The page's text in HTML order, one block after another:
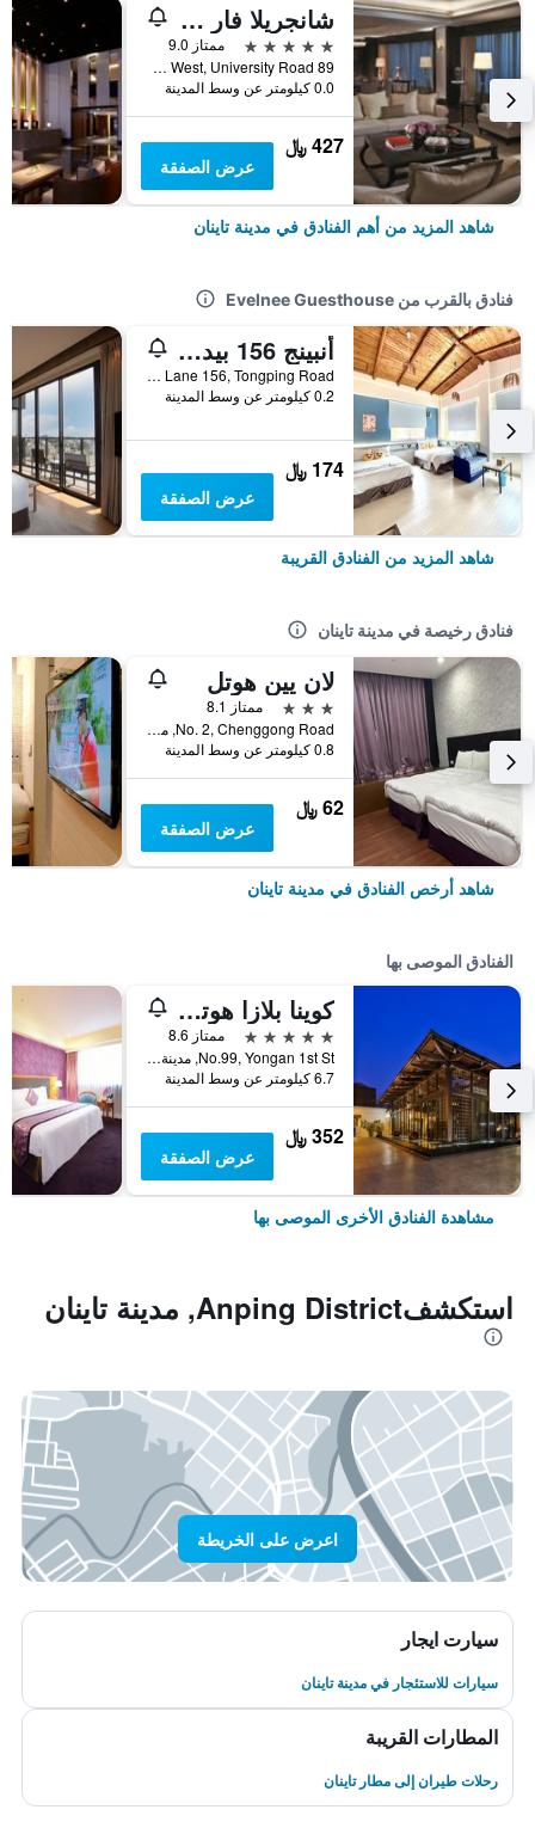
شانجريلا فار إيسترن تاينان
5 نجوم
ممتاز 9.0
89 Section West, University Road, مدينة تاينان, تايوان
0.0 كيلومتر عن وسط المدينة
427 ﷼
عرض الصفقة
شاهد المزيد من أهم الفنادق في مدينة تاينان
فنادق بالقرب من Evelnee Guesthouse
أنبينج 156 بيد آند بريكفاست
No. 24, Lane 156, Tongping Road, مدينة تاينان, تايوان
0.2 كيلومتر عن وسط المدينة
174 ﷼
عرض الصفقة
شاهد المزيد من الفنادق القريبة
فنادق رخيصة في مدينة تاينان
لان يين هوتل
3 نجوم
ممتاز 8.1
No. 2, Chenggong Road, مدينة تاينان, تايوان
0.8 كيلومتر عن وسط المدينة
62 ﷼
عرض الصفقة
شاهد أرخص الفنادق في مدينة تاينان
الفنادق الموصى بها
كوينا بلازا هوتل تاينان
5 نجوم
ممتاز 8.6
No.99, Yongan 1st St, مدينة تاينان, تايوان
6.7 كيلومتر عن وسط المدينة
352 ﷼
عرض الصفقة
مشاهدة الفنادق الأخرى الموصى بها
استكشفAnping District, مدينة تاينان
اعرض على الخريطة
سيارت ايجار
سيارات للاستئجار في مدينة تاينان
المطارات القريبة
رحلات طيران إلى مطار تاينان